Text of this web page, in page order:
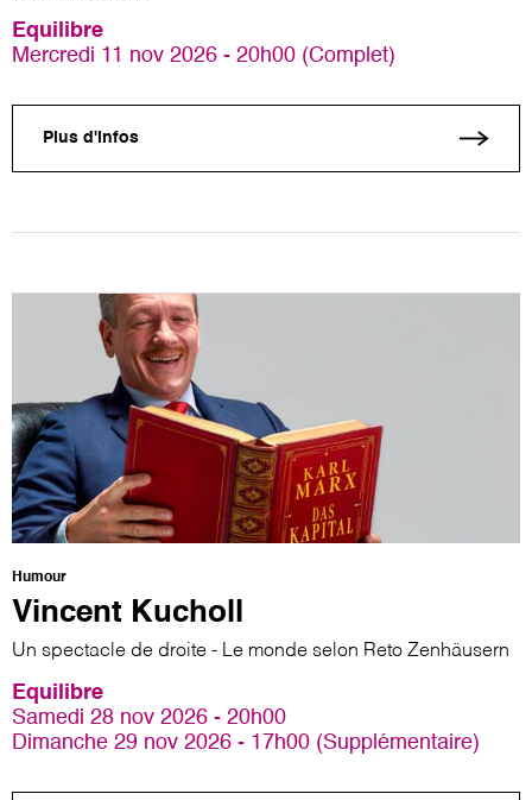
Equilibre
Mercredi 11 nov 2026 - 20h00 (Complet)
Plus d'infos
Humour
Vincent Kucholl
Un spectacle de droite - Le monde selon Reto Zenhäusern
Equilibre
Samedi 28 nov 2026 - 20h00
Dimanche 29 nov 2026 - 17h00 (Supplémentaire)